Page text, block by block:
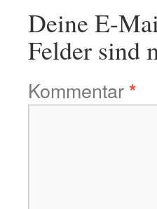
Deine E-
Felder sind
Kommentar*